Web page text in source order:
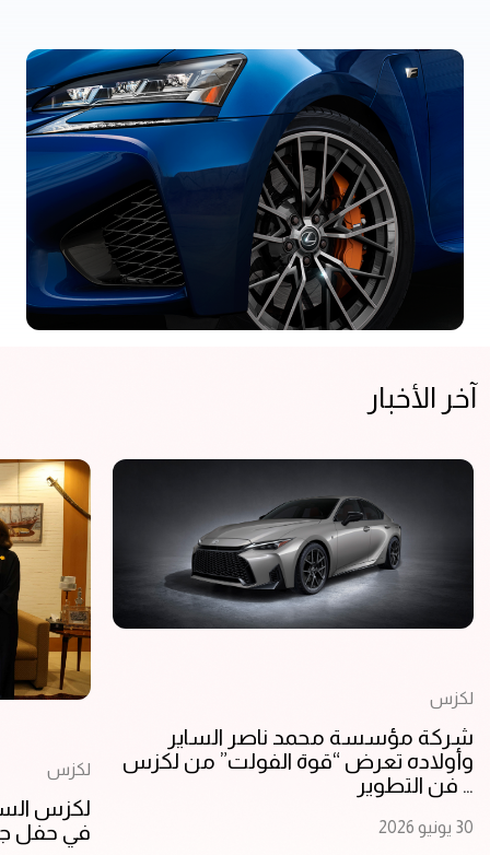
آخر الأخبار
لكزس
شركة مؤسسة محمد ناصر الساير
وأولاده تعرض “قوة الفولت” من لكزس
… فن التطوير
30 يونيو 2026
لكزس
لكزس
في حفل